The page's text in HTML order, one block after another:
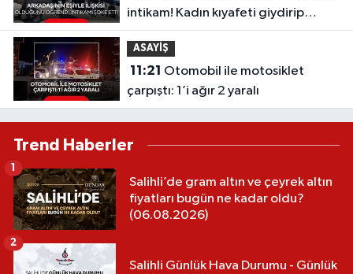
intikam! Kadın kıyafeti giydirip
kameraya aldılar, görüntüler sosyal
medyada yayıldı...
ASAYİŞ
11:21
çarpıştı: 1’i ağır 2 yaralı
Trend Haberler
Salihli’de gram altın ve çeyrek altın
fiyatları bugün ne kadar oldu?
(06.08.2026)
1
Salihli Günlük Hava Durumu - Günlük
2